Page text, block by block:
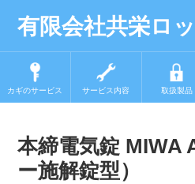
有限会社共栄ロ
カギのサービス サービス内容 取扱製品
本締電気錠 MIWA
ー施解錠型）